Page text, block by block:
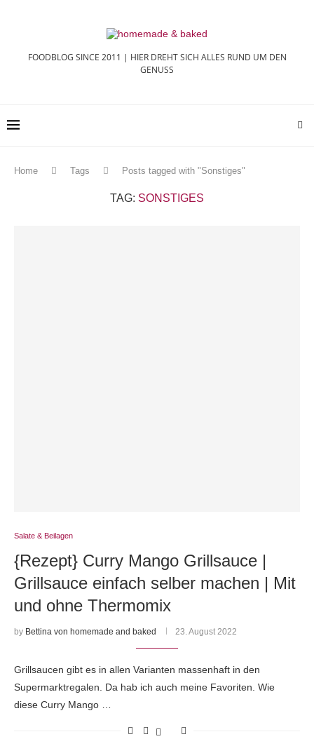
FOODBLOG SINCE 2011 | HIER DREHT SICH ALLES RUND UM DEN
GENUSS
Home Tags Posts tagged with "Sonstiges"
TAG: SONSTIGES
Salate & Beilagen
{Rezept} Curry Mango Grillsauce |
Grillsauce einfach selber machen | Mit
und ohne Thermomix
by Bettina von homemade and baked 23. August 2022
Grillsaucen gibt es in allen Varianten massenhaft in den
Supermarktregalen. Da hab ich auch meine Favoriten. Wie
diese Curry Mango …